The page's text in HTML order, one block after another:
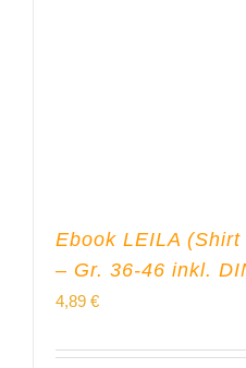
Ebook LEILA
– Gr. 36-46 inkl.
4,89 €